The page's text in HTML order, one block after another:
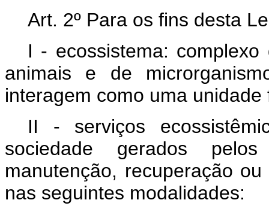
Art. 2º Para os fins desta
I - ecossistema:
animais e de
interagem como uma unidade
II - serviços
sociedade gerados
manutenção, recuperação
nas seguintes modalidades: